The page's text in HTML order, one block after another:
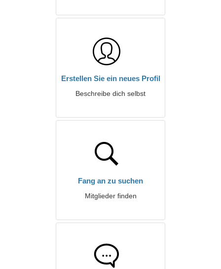
Erstellen Sie ein neues Profil
Beschreibe dich selbst
Fang an zu suchen
Mitglieder finden